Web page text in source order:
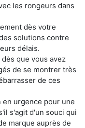
les rongeurs dans
dès votre
solutions contre
délais.
que vous avez
de se montrer très
de ces
urgence pour une
s'agit d'un souci qui
marque auprès de